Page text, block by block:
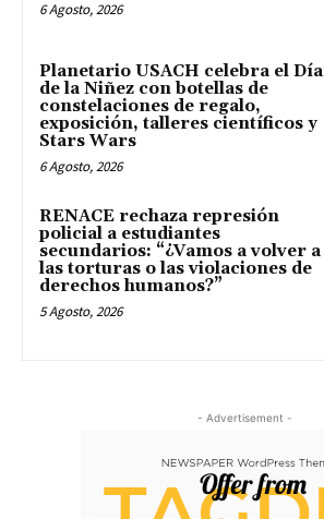
6 Agosto, 2026
Planetario USACH celebra el Día
de la Niñez con botellas de
constelaciones de regalo,
exposición, talleres científicos y
Stars Wars
6 Agosto, 2026
RENACE rechaza represión
policial a estudiantes
secundarios: “¿Vamos a volver a
las torturas o las violaciones de
derechos humanos?”
5 Agosto, 2026
- Advertisement -